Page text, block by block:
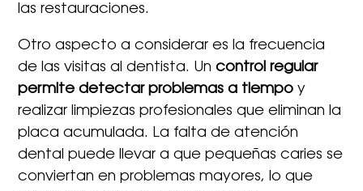
las restauraciones.
Otro aspecto a considerar es la frecuencia
de las visitas al dentista. Uncontrol regular
permite detectar problemas a tiempo y
realizar limpiezas profesionales que eliminan la
placa acumulada. La falta de atención
dental puede llevar a que pequeñas caries se
conviertan en problemas mayores, lo que